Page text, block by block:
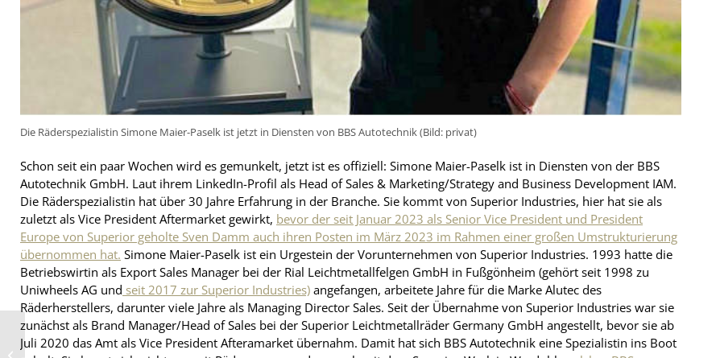
Die Räderspezialistin Simone Maier-Paselk ist jetzt in Diensten von BBS Autotechnik (Bild: privat)
Schon seit ein paar Wochen wird es gemunkelt, jetzt ist es offiziell: Simone Maier-Paselk ist in Diensten von der BBS
Autotechnik GmbH. Laut ihrem LinkedIn-Profil als Head of Sales & Marketing/Strategy and Business Development IAM.
Die Räderspezialistin hat über 30 Jahre Erfahrung in der Branche. Sie kommt von Superior Industries, hier hat sie als
zuletzt als Vice President Aftermarket gewirkt, bevor der seit Januar 2023 als Senior Vice President und President
Europe von Superior geholte Sven Damm auch ihren Posten im März 2023 im Rahmen einer großen Umstrukturierung
übernommen hat. Simone Maier-Paselk ist ein Urgestein der Vorunternehmen von Superior Industries. 1993 hatte die
Betriebswirtin als Export Sales Manager bei der Rial Leichtmetallfelgen GmbH in Fußgönheim (gehört seit 1998 zu
Uniwheels AG und seit 2017 zur Superior Industries) angefangen, arbeitete Jahre für die Marke Alutec des
Räderherstellers, darunter viele Jahre als Managing Director Sales. Seit der Übernahme von Superior Industries war sie
zunächst als Brand Manager/Head of Sales bei der Superior Leichtmetallräder Germany GmbH angestellt, bevor sie ab
Juli 2020 das Amt als Vice President Afteramarket übernahm. Damit hat sich BBS Autotechnik eine Spezialistin ins Boot
Inter-Sprint setzt mit
Exklusivmarken Double